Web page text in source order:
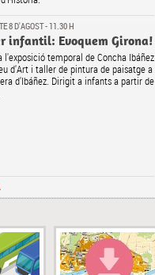
8 D'AGOST - 11.30 H
infantil: Evoquem Girona!
l'exposició temporal de Concha Ibáñez
d'Art i taller de pintura de paisatge a
d'Ibáñez. Dirigit a infants a partir de